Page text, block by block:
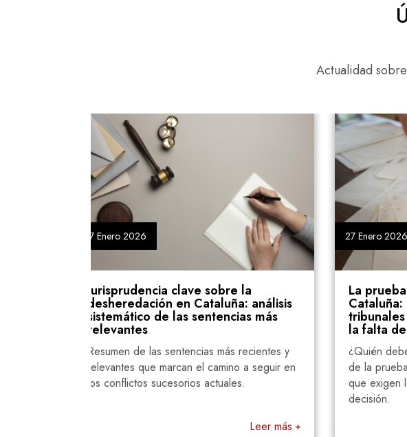
Actualidad
clave sobre la
en Cataluña: análisis
las sentencias más
sentencias más recientes y
marcan el camino a seguir en
actuales.
27 Enero 2026
La prueba en la desheredación en
Cataluña: cómo valoran los
tribunales el maltrato psicológico y
¿Quién debe probar qué? Entiende la carga
de la prueba y los documentos esenciales
que exigen los jueces para validar la